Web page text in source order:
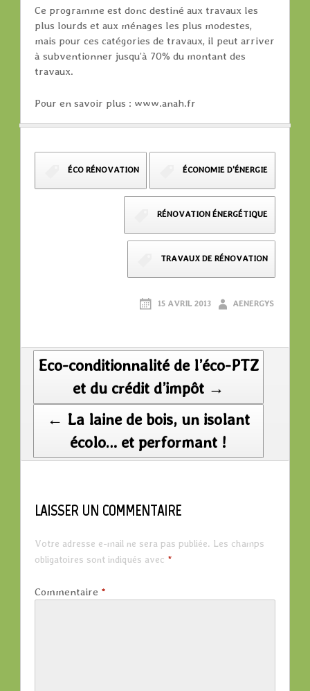
Ce programme est donc destiné aux travaux les
plus lourds et aux ménages les plus modestes,
mais pour ces catégories de travaux, il peut arriver
à subventionner jusqu’à 70% du montant des
travaux.
Pour en savoir plus : www.anah.fr
ÉCO RÉNOVATION ÉCONOMIE D'ÉNERGIE
RÉNOVATION ÉNERGÉTIQUE
TRAVAUX DE RÉNOVATION
15 AVRIL 2013 AENERGYS
PostEco-conditionnalité de l’éco-PTZ
et du crédit d’impôt →
← La laine de bois, un isolant
écolo… et performant !
LAISSER UN COMMENTAIRE
Votre adresse e-mail ne sera pas publiée. Les champs
obligatoires sont indiqués avec *
Commentaire *